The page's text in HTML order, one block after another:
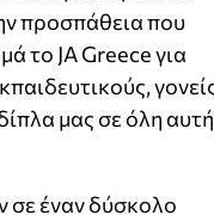
προσπάθεια που
το JA Greece για
μας σε όλη αυτή
σε έναν δύσκολο